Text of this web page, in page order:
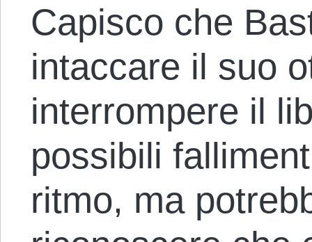
Capisco che
intaccare il suo
interrompere il
possibili
ritmo, ma